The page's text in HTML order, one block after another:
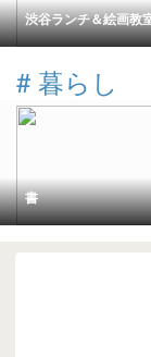
渋谷ランチ＆絵画教
# 暮らし
書